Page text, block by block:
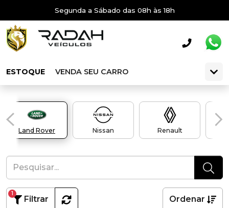
Segunda a Sábado das 08h às 18h
ESTOQUE VENDA SEU CARRO
Land Rover Nissan Renault
Filtrar
1
Ordenar